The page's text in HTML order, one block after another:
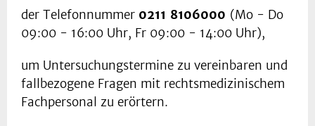
der Telefonnummer 0211 8106000 (Mo - Do
09:00 - 16:00 Uhr, Fr 09:00 - 14:00 Uhr),
um Untersuchungstermine zu vereinbaren und
fallbezogene Fragen mit rechtsmedizinischem
Fachpersonal zu erörtern.